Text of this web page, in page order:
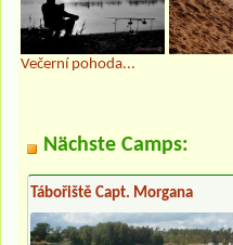
Večerní pohoda...
Nächste Camps:
Tábořiště Capt. Morgana